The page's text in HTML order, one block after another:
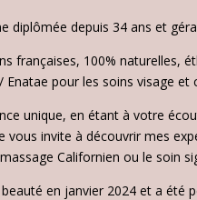
diplômée depuis 34 ans et
françaises, 100% naturelles,
Enatae pour les soins visage
unique, en étant à votre
vous invite à découvrir mes
massage Californien ou le soin
en janvier 2024 et a été